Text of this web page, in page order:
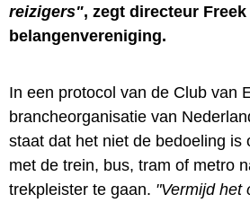
reizigers", zegt directeur
belangenvereniging.
In een protocol van de Club van
brancheorganisatie van
staat dat het niet de bedoeling is
met de trein, bus, tram of metro
trekpleister te gaan. "Vermijd het